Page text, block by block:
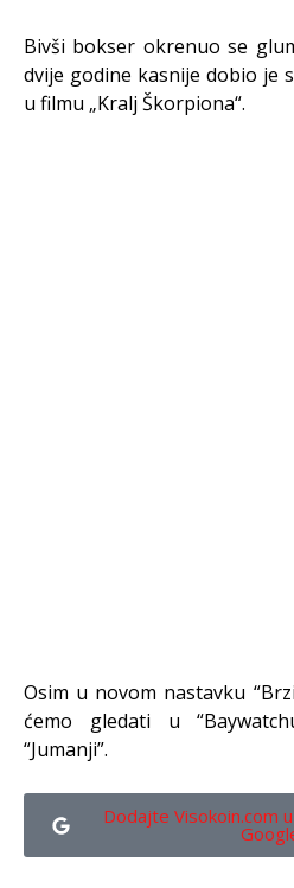
Bivši bokser okrenuo se
dvije godine kasnije dobio je
u filmu „Kralj Škorpiona“.
Osim u novom nastavku
ćemo gledati u
“Jumanji”.
Dodajte Visokoin.com